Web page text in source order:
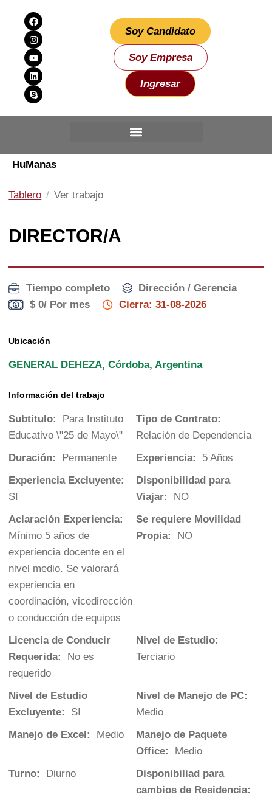
Soy Candidato
Soy Empresa
Ingresar
HuManas
Tablero Ver trabajo
DIRECTOR/A
Tiempo completo
Dirección / Gerencia
$ 0/ Por mes Cierra: 31-08-2026
Ubicación
GENERAL DEHEZA, Córdoba, Argentina
Información del trabajo
Subtitulo:
Para Instituto
Educativo \"25 de Mayo\"
Tipo de Contrato:
Relación de Dependencia
Duración:
Permanente Experiencia:
5 Años
Experiencia Excluyente:
SI
Disponibilidad para
Viajar:
NO
Aclaración Experiencia:
Mínimo 5 años de
experiencia docente en el
nivel medio. Se valorará
experiencia en
coordinación, vicedirección
o conducción de equipos
Se requiere Movilidad
Propia:
NO
Licencia de Conducir
Requerida:
No es
requerido
Nivel de Estudio:
Terciario
Nivel de Estudio
Excluyente:
SI
Nivel de Manejo de PC:
Medio
Manejo de Excel:
Medio
Manejo de Paquete
Office:
Medio
Turno:
Diurno
Disponibiliad para
cambios de Residencia: